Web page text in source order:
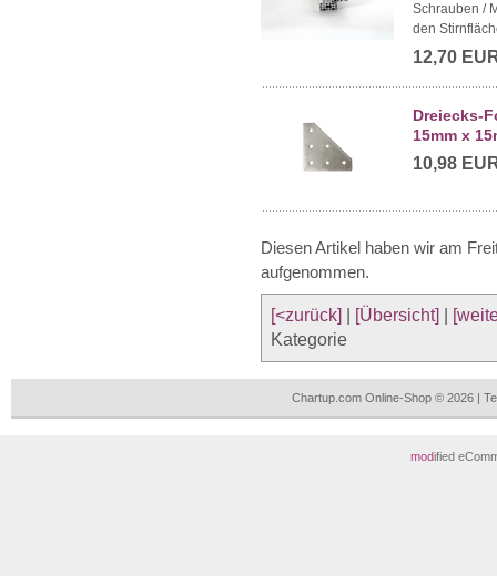
Schrauben /
den
12,70
Dreiecks-
15mm x
10,98
Diesen Artikel haben wir am
aufgenommen.
[<zurück] [Übersicht]
Kategorie
Chartup.com Online-Shop © 2026 |
modified